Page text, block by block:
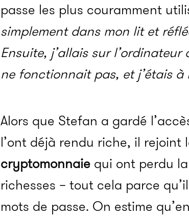
passe les plus couramment
simplement dans mon lit et
Ensuite, j’allais sur
ne fonctionnait pas, et j’étais à
Alors que Stefan a gardé
l’ont déjà rendu riche, il rejoint
cryptomonnaie qui ont perdu
richesses – tout cela parce
mots de passe. On estime